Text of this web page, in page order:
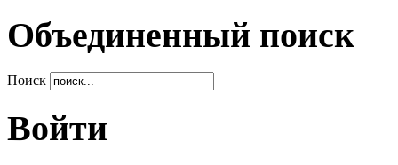
Объединенный поиск
Поиск
Войти